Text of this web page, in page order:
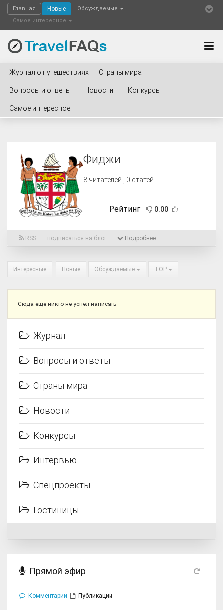
Главная Новые
Обсуждаемые
Самое интересное
Журнал о путешествиях Страны мира
Вопросы и ответы Новости Конкурсы
Самое интересное
Фиджи
8 читателей , 0 статей
Рейтинг 0.00
RSS подписаться на блог Подробнее
Интересные Новые Обсуждаемые TOP
Сюда еще никто не успел написать
Журнал
Вопросы и ответы
Страны мира
Новости
Конкурсы
Интервью
Спецпроекты
Гостиницы
Прямой эфир
Комментарии Публикации